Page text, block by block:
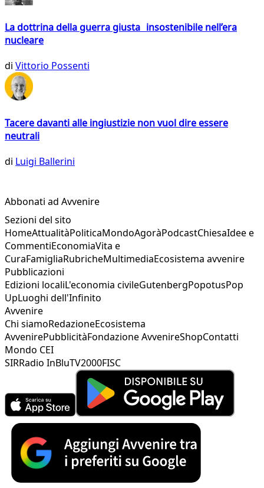
La dottrina della guerra giusta insostenibile nell’era
nucleare
di Vittorio Possenti
Tacere davanti alle ingiustizie non vuol dire essere
neutrali
di Luigi Ballerini
Abbonati ad Avvenire
Sezioni del sito
HomeAttualitàPoliticaMondoAgoràPodcastChiesaIdee e
CommentiEconomiaVita e
CuraFamigliaRubricheMultimediaEcosistema avvenire
Pubblicazioni
Edizioni localiL'economia civileGutenbergPopotusPop
UpLuoghi dell'Infinito
Avvenire
Chi siamoRedazioneEcosistema
AvvenirePubblicitàFondazione AvvenireShopContatti
Mondo CEI
SIRRadio InBluTV2000FISC